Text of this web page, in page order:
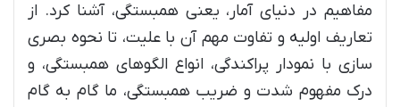
مفاهیم در دنیای آمار، یعنی همبستگی، آشنا کرد. از
تعاریف اولیه و تفاوت مهم آن با علیت، تا نحوه بصری
سازی با نمودار پراکندگی، انواع الگوهای همبستگی، و
درک مفهوم شدت و ضریب همبستگی، ما گام به گام